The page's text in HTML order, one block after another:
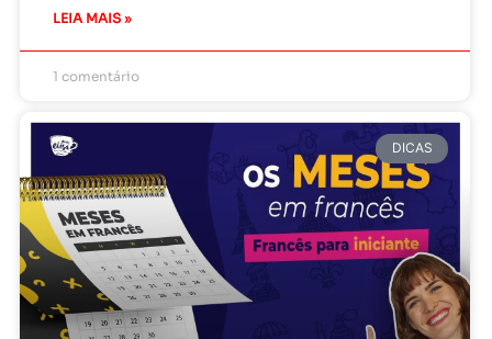
LEIA MAIS »
1 comentário
DICAS